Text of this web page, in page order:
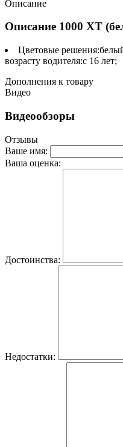
Описание
Описание 1000 XT
Цветовые
возрасту водителя:с 16 лет;
Дополнения к товару
Видео
Видеообзоры
Отзывы
Ваше имя:
Ваша оценка:
Достоинства:
Недостатки: